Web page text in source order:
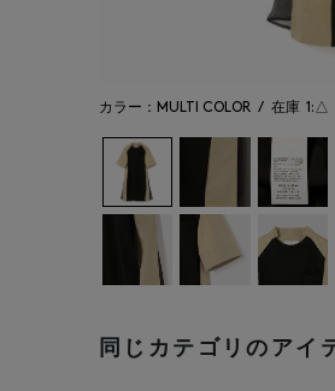
カラー：MULTI COLOR / 在庫 1:△
同じカテゴリのアイ